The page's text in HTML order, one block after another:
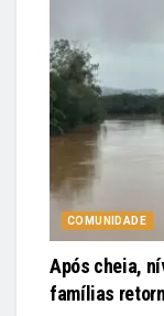
COMUNIDADE
Após cheia,
famílias